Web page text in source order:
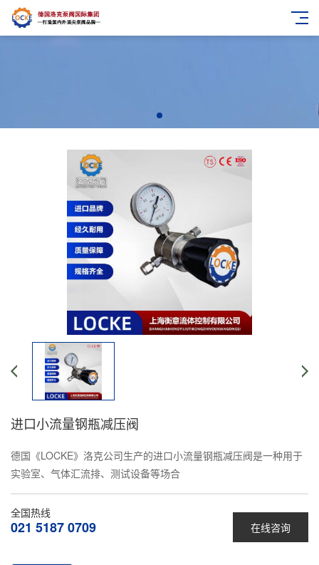
进口小流量钢瓶减压阀
德国《LOCKE》洛克公司生产的进口小流量钢瓶减压阀是一种用于
实验室、气体汇流排、测试设备等场合
在线咨询
全国热线
021 5187 0709